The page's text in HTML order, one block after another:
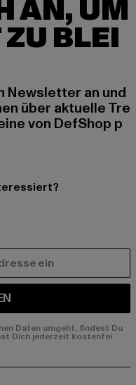
AN, UM
BLEI
Newsletter an und
über aktuelle Tre
von DefShop p
Daten umgeht, findest Du
Dich jederzeit kostenfei